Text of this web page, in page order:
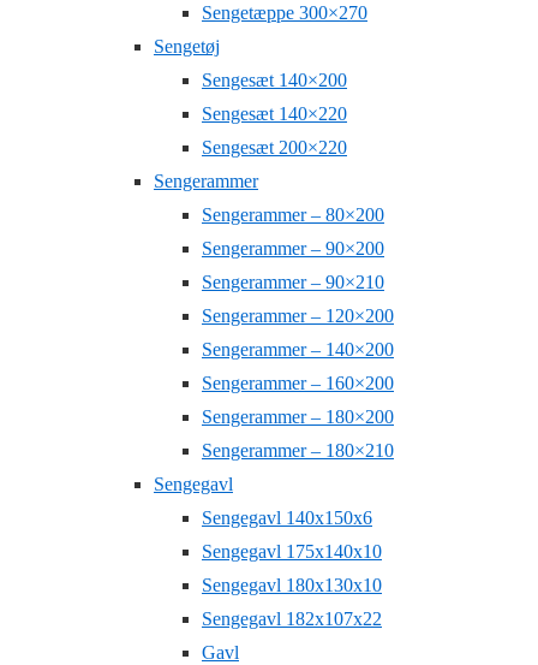
Sengetæppe 300×270
Sengetøj
Sengesæt 140×200
Sengesæt 140×220
Sengesæt 200×220
Sengerammer
Sengerammer – 80×200
Sengerammer – 90×200
Sengerammer – 90×210
Sengerammer – 120×200
Sengerammer – 140×200
Sengerammer – 160×200
Sengerammer – 180×200
Sengerammer – 180×210
Sengegavl
Sengegavl 140x150x6
Sengegavl 175x140x10
Sengegavl 180x130x10
Sengegavl 182x107x22
Gavl